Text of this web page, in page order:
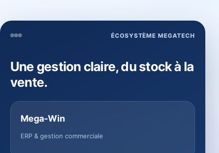
ÉCOSYSTÈME MEGATECH
Une gestion claire, du stock à la
vente.
Mega-Win
ERP & gestion commerciale